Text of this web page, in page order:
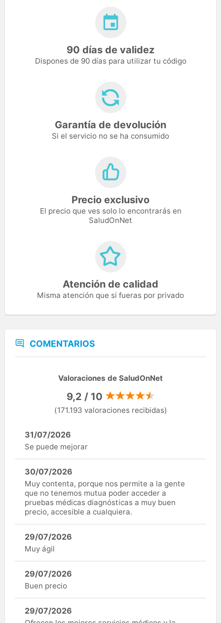
90 días de validez
Dispones de 90 días para utilizar tu código
Garantía de devolución
Si el servicio no se ha consumido
Precio exclusivo
El precio que ves solo lo encontrarás en
SaludOnNet
Atención de calidad
Misma atención que si fueras por privado
COMENTARIOS
Valoraciones de SaludOnNet
9,2 / 10
(171.193 valoraciones recibidas)
31/07/2026
Se puede mejorar
30/07/2026
Muy contenta, porque nos permite a la gente
que no tenemos mutua poder acceder a
pruebas médicas diagnósticas a muy buen
precio, accesible a cualquiera.
29/07/2026
Muy ágil
29/07/2026
Buen precio
29/07/2026